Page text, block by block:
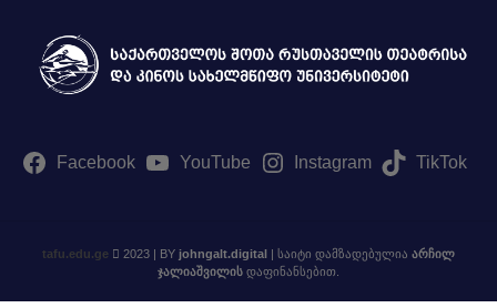
Facebook YouTube Instagram TikTok
tafu.edu.ge 2023 | BY johngalt.digital | საიტი დამზადებულია არჩილ
ჯალიაშვილის დაფინანსებით.